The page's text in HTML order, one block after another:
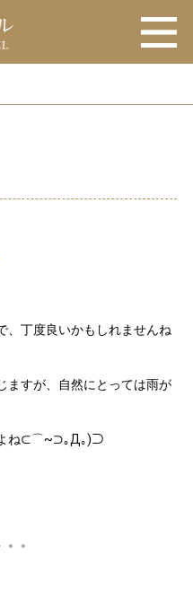
、丁度良いかもしれませんね
ますが、自然にとっては雨が
よね⊂⌒~⊃｡Д｡)⊃
。